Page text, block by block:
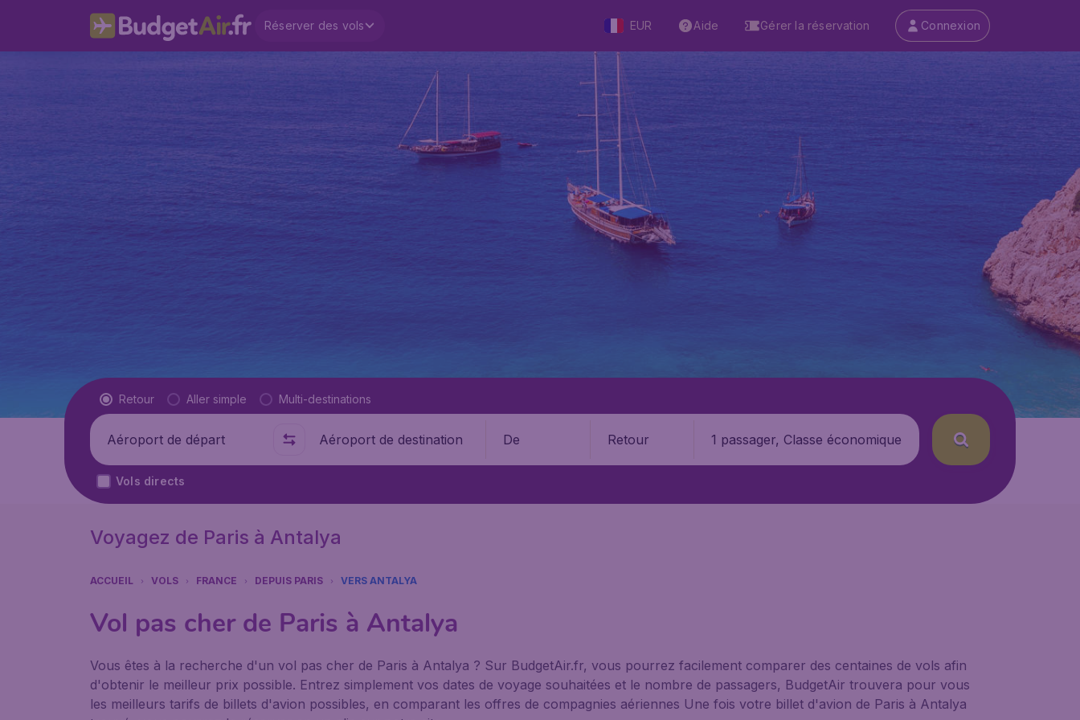
Réserver des vols EUR Aide Gérer la réservation Connexion
Type de vol
Retour Aller simple Multi-destinations
Départ de Où De Retour 1 passager, Classe économique
Vols directs
Voyagez de Paris à Antalya
ACCUEIL VOLS FRANCE DEPUIS PARIS VERS ANTALYA
Vol pas cher de Paris à Antalya
Vous êtes à la recherche d'un vol pas cher de Paris à Antalya ? Sur BudgetAir.fr, vous pourrez facilement comparer des centaines de vols afin
d'obtenir le meilleur prix possible. Entrez simplement vos dates de voyage souhaitées et le nombre de passagers, BudgetAir trouvera pour vous
les meilleurs tarifs de billets d'avion possibles, en comparant les offres de compagnies aériennes Une fois votre billet d'avion de Paris à Antalya